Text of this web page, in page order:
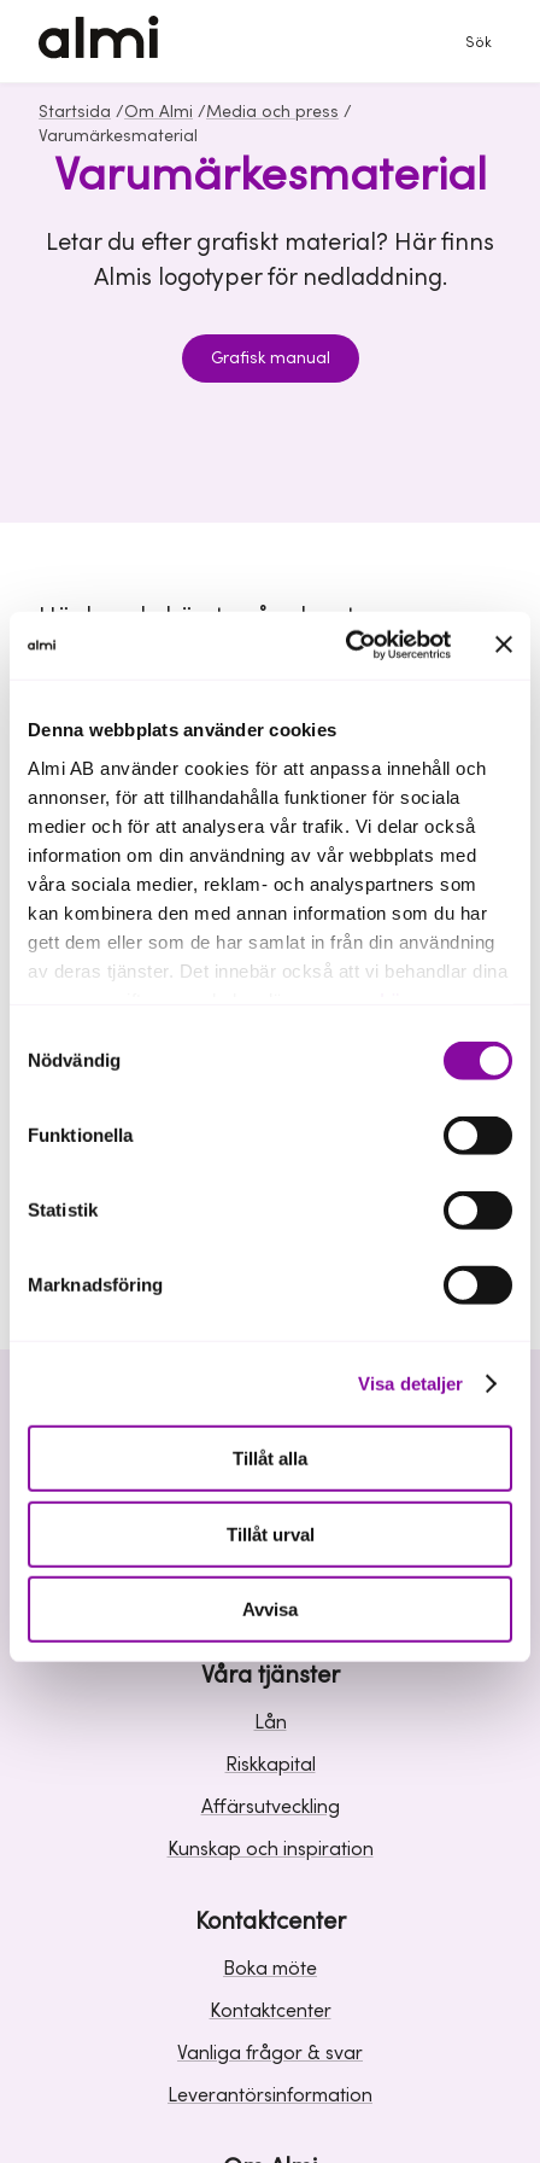
Denna webbplats använder cookies
Almi AB använder cookies för att anpassa innehåll och
annonser, för att tillhandahålla funktioner för sociala
medier och för att analysera vår trafik. Vi delar också
information om din användning av vår webbplats med
våra sociala medier, reklam- och analyspartners som
kan kombinera den med annan information som du har
gett dem eller som de har samlat in från din användning
av deras tjänster. Det innebär också att vi behandlar dina
Om du klickar på avvisa kommer användning av kakor
eller delning av information enligt ovan, inte att ske,
förutom för kakor som är nödvändiga för att hemsidan
ska fungera se mer under inställningar.
Nödvändig
Funktionella
Statistik
Marknadsföring
Visa detaljer
Tillåt alla
Tillåt urval
Avvisa
Sök
Startsida /Om Almi /Media och press /
Varumärkesmaterial
Varumärkesmaterial
Letar du efter grafiskt material? Här finns
Almis logotyper för nedladdning.
Grafisk manual
Här kan du hämta våra logotyper, se
gärna vår grafiska manual för riktlinjer
Vit Almi logga PNG (png, 6 kB)
Svart Almi Invest logga PNG (png, 20 kB)
Vit Almi Invest logga PNG (png, 18 kB)
Vi investerar i hållbar tillväxt
Våra tjänster
Lån
Riskkapital
Affärsutveckling
Kunskap och inspiration
Kontaktcenter
Boka möte
Kontaktcenter
Vanliga frågor & svar
Leverantörsinformation